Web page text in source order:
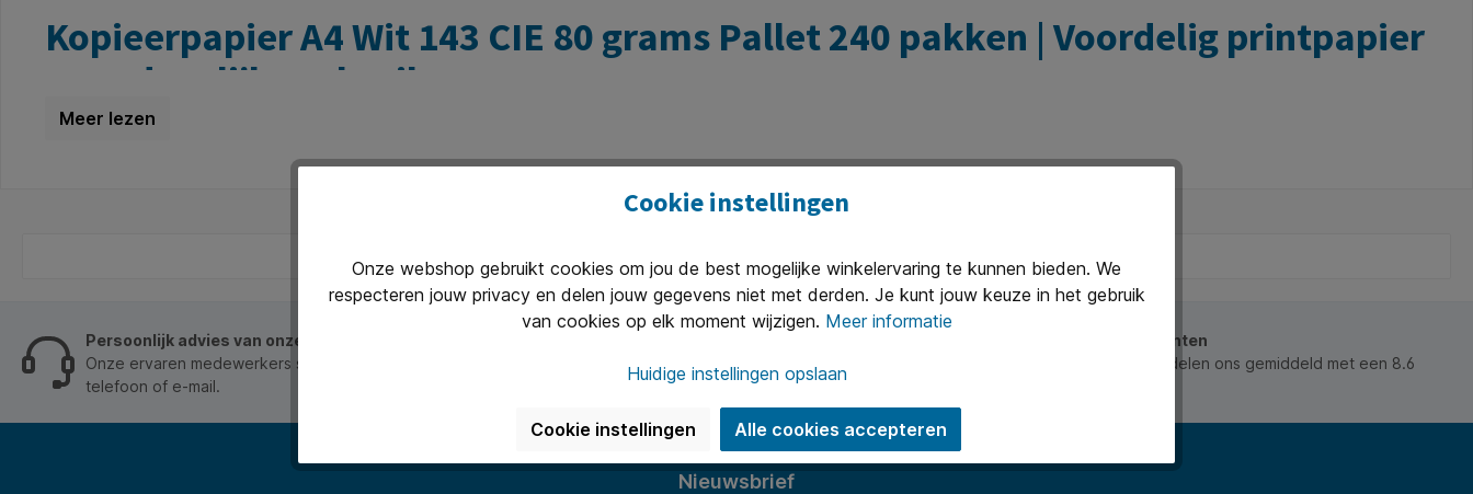
Kopieerpapier A4 Wit 143 CIE 80 grams Pallet 240 pakken | Voordelig printpapier
voor dagelijks gebruik
met een uitstekende prijs-kwaliteitverhouding. Dit witte printpapier is ideaal voor dagelijks printen,
levert scherpe afdrukken en een soepele doorvoer in vrijwel iedereprinterenkopieermachine . Dankzij de hogewitheid
voor grote printvolumes opkantoor,scholen,instellingenen zakelijke omgevingen.
Persoonlijk advies van onze klantenservice
Onze ervaren medewerkers staan je graag op werkdagen van 8.30 tot 17.00 te woord per
telefoon of e-mail.
Uitstekend beoordeeld door onze klanten
Onze klanten waarderen ons en beoordelen ons gemiddeld met een 8.6
Nieuwsbrief
Cookie instellingen
Onze webshop gebruikt cookies om jou de best mogelijke winkelervaring te kunnen bieden. We
respecteren jouw privacy en delen jouw gegevens niet met derden. Je kunt jouw keuze in het gebruik
van cookies op elk moment wijzigen. Meer informatie
Huidige instellingen opslaan
Cookie instellingen Alle cookies accepteren